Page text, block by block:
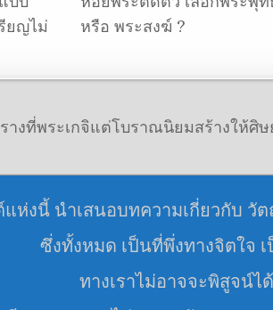
ยญไม่
หรือ พระสงฆ์ ?
างที่พระเกจิแต่โบราณนิยมสร้างให้ศิษ
แห่งนี้ นำเสนอบทความเกี่ยวกับ วั
ซึ่งทั้งหมด เป็นที่พึ่งทางจิตใจ
ทางเราไม่อาจจะพิสูจน์ไ